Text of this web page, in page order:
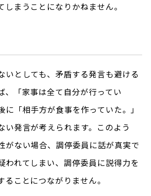
しまうことになりかねません。
いとしても、矛盾する発言も避ける
、「家事は全て自分が行ってい
に「相手方が食事を作っていた。」
い発言が考えられます。このよう
がない場合、調停委員に話が真実で
われてしまい、調停委員に説得力を
ることにつながりません。